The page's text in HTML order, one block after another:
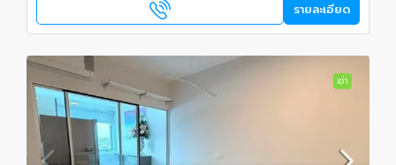
รายละเอียด
เช่า